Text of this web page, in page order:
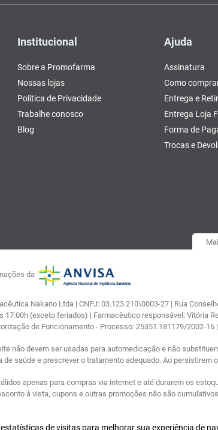
de visitas para melhorar sua experiência de
Institucional
Sobre a Promofarma
Nossas lojas
Política de Privacidade
Trabalhe conosco
Blog
Ajuda
Assinatura
Como
Entrega e
Entrega Loja
Forma de
Trocas e
da
Nakano Ltda | CNPJ: 03.123.210\0003-27 | Rua
17:00h (exceto feriados) | Farmacêutico responsável: Vitória
de Funcionamento - Processo: 25351.181179/2002-
não devem ser usadas para automedicação e não
de saúde e prescrever o tratamento adequado. Ao persistirem
apenas para compras via internet e até durarem os
à vista, cupons e outras promoções não são